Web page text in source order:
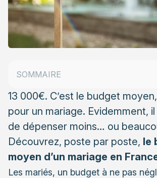
13 000€. C’est le budget
pour un mariage. Evidemment,
de dépenser moins… ou
Découvrez, poste par poste, le
moyen d’un mariage en
Les mariés, un budget à ne pas
SOMMAIRE
Les mariés, un budget à ne pas négliger
Le jour J : les prix peuvent vite